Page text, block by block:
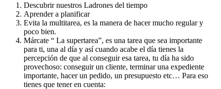
Descubrir nuestros Ladrones del tiempo
Aprender a planificar
Evita la multitarea, es la manera de hacer mucho regular y
poco bien.
Márcate “ La supertarea”, es una tarea que sea importante
para ti, una al día y así cuando acabe el día tienes la
percepción de que al conseguir esa tarea, tu día ha sido
provechoso: conseguir un cliente, terminar una expediente
importante, hacer un pedido, un presupuesto etc… Para eso
tienes que tener en cuenta: